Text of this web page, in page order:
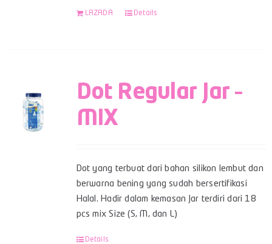
LAZADA Details
Dot Regular Jar –
MIX
Dot yang terbuat dari bahan silikon lembut dan
berwarna bening yang sudah bersertifikasi
Halal. Hadir dalam kemasan Jar terdiri dari 18
pcs mix Size (S, M, dan L)
Details